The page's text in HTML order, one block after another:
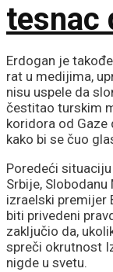
tesnac
ispuni
Erdogan je
rat u medijima,
nisu uspele da
čestitao turskim
koridora od
kako bi se čuo
Poredeći
Srbije,
izraelski premijer
biti privedeni
zaključio da,
spreči okrutnost
nigde u svetu.